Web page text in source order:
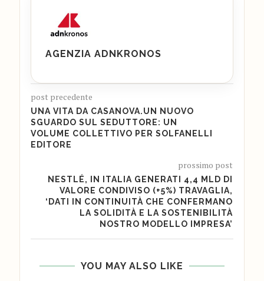
AGENZIA ADNKRONOS
post precedente
UNA VITA DA CASANOVA.UN NUOVO
SGUARDO SUL SEDUTTORE: UN
VOLUME COLLETTIVO PER SOLFANELLI
EDITORE
prossimo post
NESTLÉ, IN ITALIA GENERATI 4,4 MLD DI
VALORE CONDIVISO (+5%) TRAVAGLIA,
‘DATI IN CONTINUITÀ CHE CONFERMANO
LA SOLIDITÀ E LA SOSTENIBILITÀ
NOSTRO MODELLO IMPRESA’
YOU MAY ALSO LIKE